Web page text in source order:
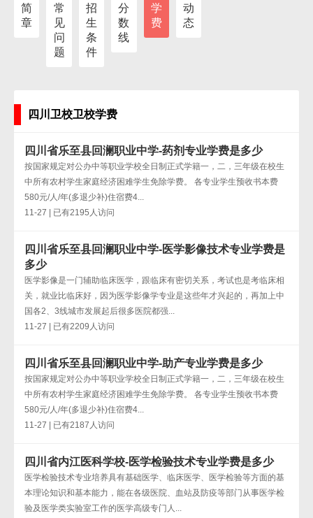
简
章
常
见
问
题
招
生
条
件
分
数
线
学
费
动
态
四川卫校卫校学费
四川省乐至县回澜职业中学-药剂专业学费是多少
按国家规定对公办中等职业学校全日制正式学籍一，二，三年级在校生
中所有农村学生家庭经济困难学生免除学费。 各专业学生预收书本费
580元/人/年(多退少补)住宿费4...
11-27 | 已有2195人访问
四川省乐至县回澜职业中学-医学影像技术专业学费是
多少
医学影像是一门辅助临床医学，跟临床有密切关系，考试也是考临床相
关，就业比临床好，因为医学影像学专业是这些年才兴起的，再加上中
国各2、3线城市发展起后很多医院都强...
11-27 | 已有2209人访问
四川省乐至县回澜职业中学-助产专业学费是多少
按国家规定对公办中等职业学校全日制正式学籍一，二，三年级在校生
中所有农村学生家庭经济困难学生免除学费。 各专业学生预收书本费
580元/人/年(多退少补)住宿费4...
11-27 | 已有2187人访问
四川省内江医科学校-医学检验技术专业学费是多少
医学检验技术专业培养具有基础医学、临床医学、医学检验等方面的基
本理论知识和基本能力，能在各级医院、血站及防疫等部门从事医学检
验及医学类实验室工作的医学高级专门人...